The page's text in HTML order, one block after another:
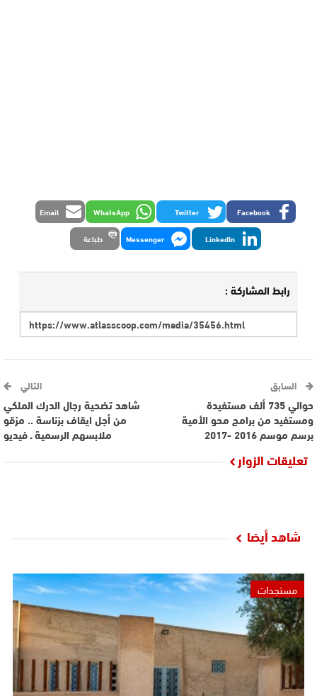
Facebook
Twitter
WhatsApp
Email
LinkedIn
Messenger طباعة
رابط المشاركة :
السابق
حوالي 735 ألف مستفيدة
ومستفيد من برامج محو الأمية
برسم موسم 2016 -2017
التالي
شاهد تضحية رجال الدرك الملكي
من أجل ايقاف بزناسة .. مزقو
ملابسهم الرسمية ـ فيديو
تعليقات الزوار
شاهد أيضا
مستجدات